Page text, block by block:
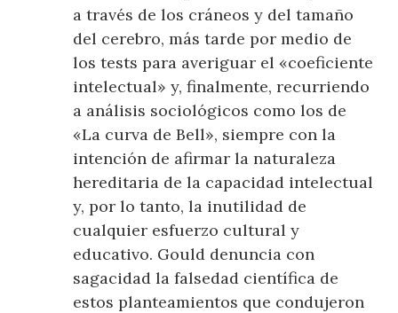
a través de los cráneos y del tamaño
del cerebro, más tarde por medio de
los tests para averiguar el «coeficiente
intelectual» y, finalmente, recurriendo
a análisis sociológicos como los de
«La curva de Bell», siempre con la
intención de afirmar la naturaleza
hereditaria de la capacidad intelectual
y, por lo tanto, la inutilidad de
cualquier esfuerzo cultural y
educativo. Gould denuncia con
sagacidad la falsedad científica de
estos planteamientos que condujeron